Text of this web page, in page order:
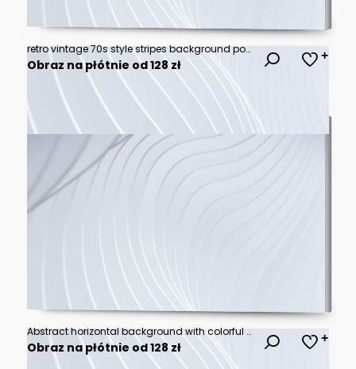
retro vintage 70s style stripes background poster lines. shapes vector design graphic 1970s retro background. abstract stylish 70s era line frame illustration
Obraz na płótnie od 128 zł
Abstract horizontal background with colorful waves. Trendy vector illustration in style retro 60s, 70s. Pastel colors
Obraz na płótnie od 128 zł